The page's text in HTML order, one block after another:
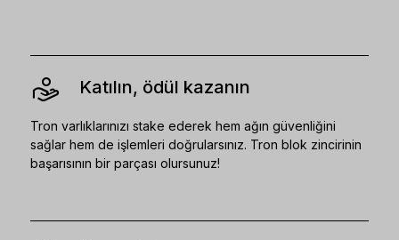
Katılın, ödül kazanın
Tron varlıklarınızı stake ederek hem ağın güvenliğini
sağlar hem de işlemleri doğrularsınız. Tron blok zincirinin
başarısının bir parçası olursunuz!